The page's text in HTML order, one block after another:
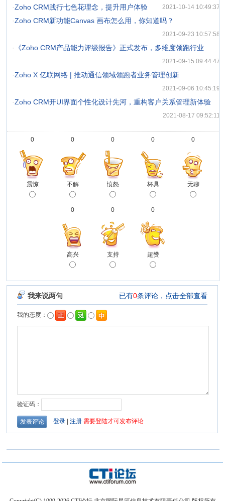
·Zoho CRM践行七色花理念，提升用户体验 2021-10-14 10:49:37
·Zoho CRM新功能Canvas 画布怎么用，你知道吗？
2021-09-23 10:57:58
· 《Zoho CRM产品能力评级报告》正式发布，多维度领跑行业
2021-09-15 09:44:47
·Zoho X 亿联网络 | 推动通信领域领跑者业务管理创新
2021-09-06 10:45:19
·Zoho CRM开UI界面个性化设计先河，重构客户关系管理新体验
2021-08-17 09:52:11
0
震惊
0
不解
0
愤怒
0
杯具
0
无聊
0
高兴
0
支持
0
超赞